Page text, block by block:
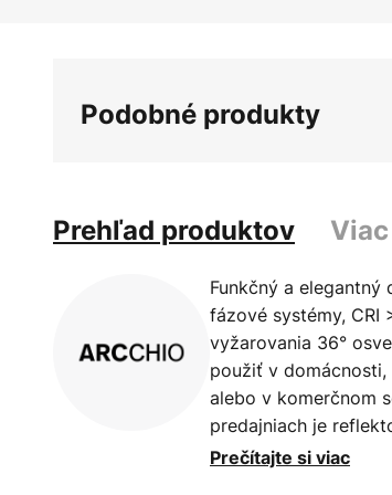
obrázkov
Podobné produkty
Prehľad produktov
Funkčný a
fázové systémy, CRI
vyžarovania 36°
použiť v
alebo v komerčnom
predajniach je
osvetlenie
Prečítajte si viac